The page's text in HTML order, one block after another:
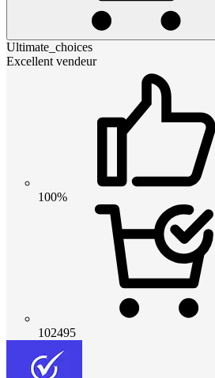
Ultimate_choices
Excellent vendeur
100%
102495